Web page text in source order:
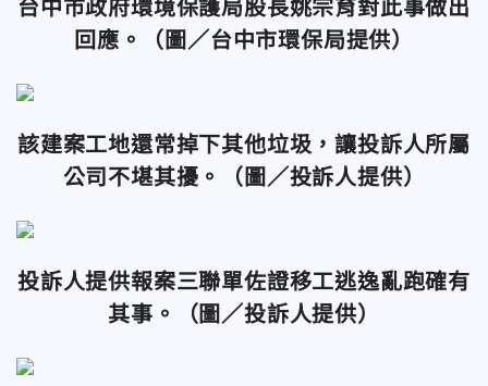
台中市政府環境保護局股長姚宗育對此事做出
回應。
（圖／台中市環保局提供）
該建案工地還常掉下其他垃圾，讓投訴人所屬
公司不堪其擾。
（圖／投訴人提供）
投訴人提供報案三聯單佐證移工逃逸亂跑確有
其事。
（圖／投訴人提供）